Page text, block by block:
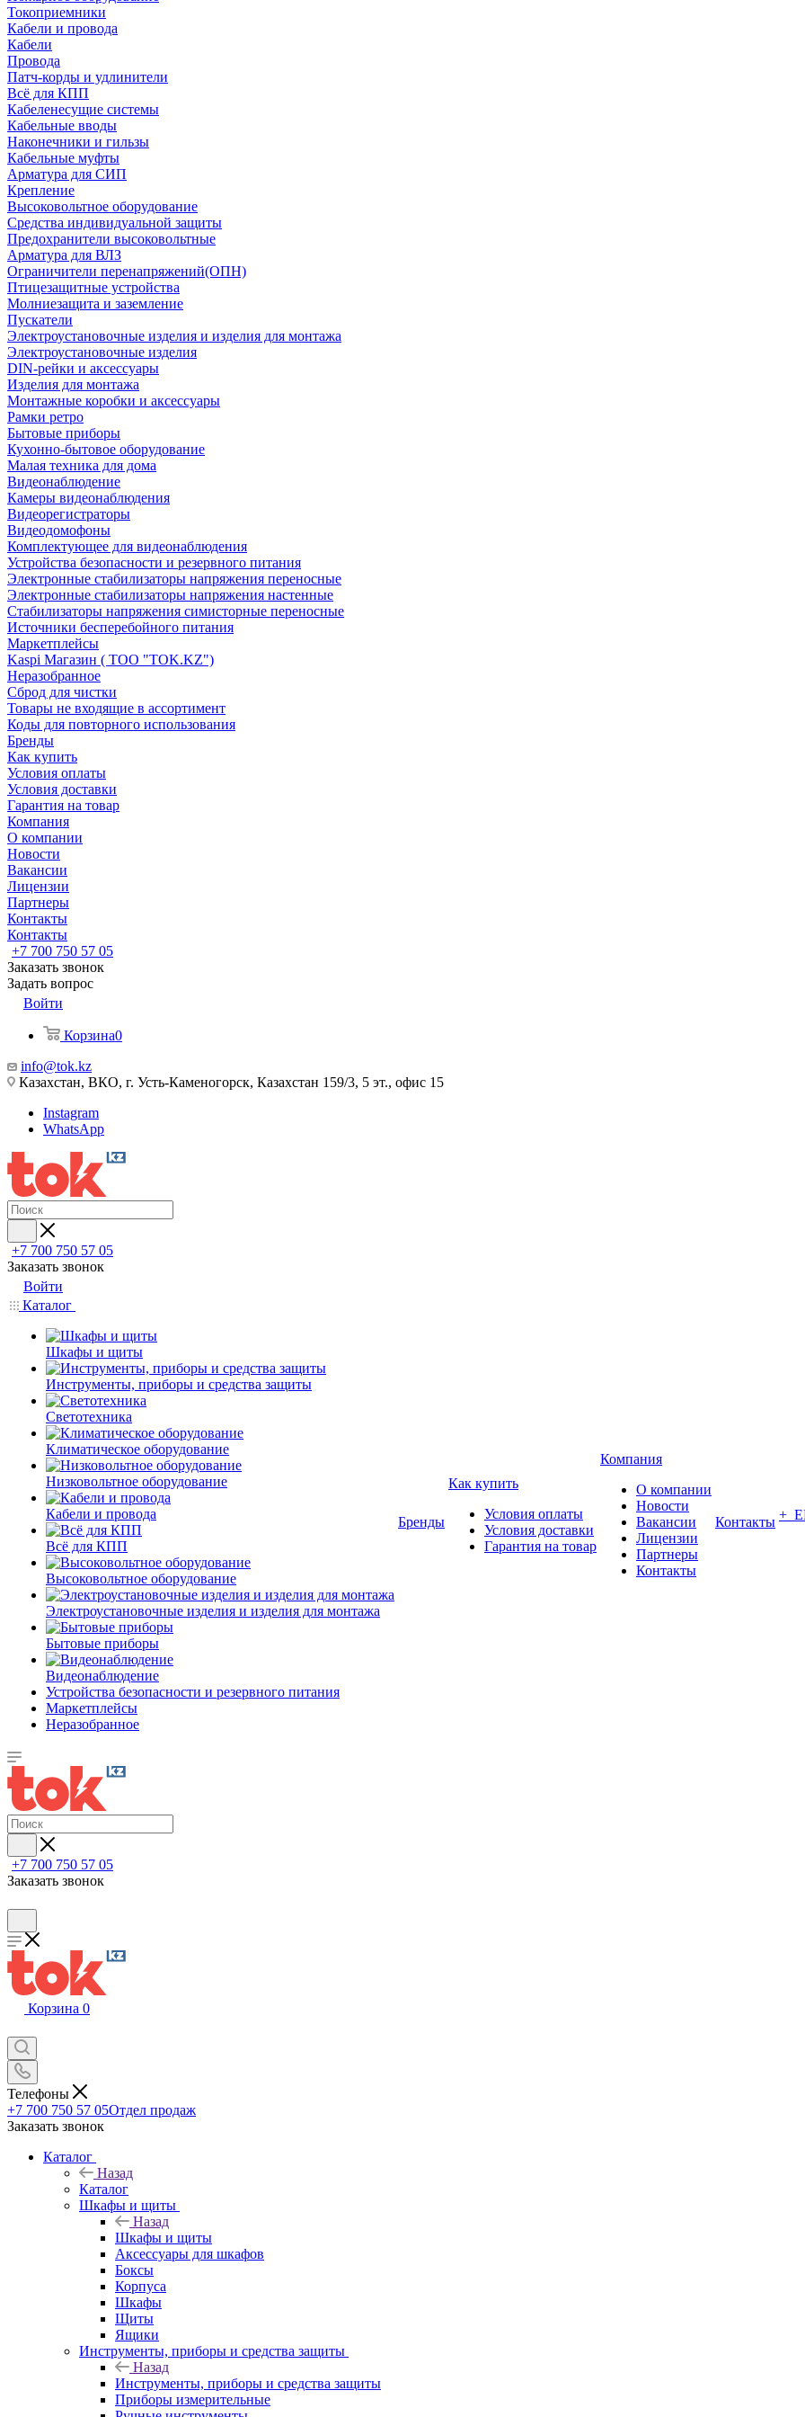
Токоприемники
Кабели и провода
Кабели
Провода
Патч-корды и удлинители
Всё для КПП
Кабеленесущие системы
Кабельные вводы
Наконечники и гильзы
Кабельные муфты
Арматура для СИП
Крепление
Высоковольтное оборудование
Средства индивидуальной защиты
Предохранители высоковольтные
Арматура для ВЛЗ
Ограничители перенапряжений(ОПН)
Птицезащитные устройства
Молниезащита и заземление
Пускатели
Электроустановочные изделия и изделия для монтажа
Электроустановочные изделия
DIN-рейки и аксессуары
Изделия для монтажа
Монтажные коробки и аксессуары
Рамки ретро
Бытовые приборы
Кухонно-бытовое оборудование
Малая техника для дома
Видеонаблюдение
Камеры видеонаблюдения
Видеорегистраторы
Видеодомофоны
Комплектующее для видеонаблюдения
Устройства безопасности и резервного питания
Электронные стабилизаторы напряжения переносные
Электронные стабилизаторы напряжения настенные
Стабилизаторы напряжения симисторные переносные
Источники бесперебойного питания
Маркетплейсы
Kaspi Магазин ( ТОО "TOK.KZ")
Неразобранное
Сброд для чистки
Товары не входящие в ассортимент
Коды для повторного использования
Бренды
Как купить
Условия оплаты
Условия доставки
Гарантия на товар
Компания
О компании
Новости
Вакансии
Лицензии
Партнеры
Контакты
Контакты
+7 700 750 57 05
Заказать звонок
Задать вопрос
Войти
Корзина0
info@tok.kz
Казахстан, ВКО, г. Усть-Каменогорск, Казахстан 159/3, 5 эт., офис 15
Instagram
WhatsApp
+7 700 750 57 05
Заказать звонок
Войти
Каталог
Шкафы и щиты
Инструменты, приборы и средства защиты
Светотехника
Климатическое оборудование
Низковольтное оборудование
Кабели и провода
Всё для КПП
Высоковольтное оборудование
Электроустановочные изделия и изделия для монтажа
Бытовые приборы
Видеонаблюдение
Устройства безопасности и резервного питания
Маркетплейсы
Неразобранное
Бренды
Как купить
Условия оплаты
Условия доставки
Гарантия на товар
Компания
О компании
Новости
Вакансии
Лицензии
Партнеры
Контакты
Контакты +
+7 700 750 57 05
Заказать звонок
Корзина 0
Телефоны
+7 700 750 57 05Отдел продаж
Заказать звонок
Каталог
Назад
Каталог
Шкафы и щиты
Назад
Шкафы и щиты
Аксессуары для шкафов
Боксы
Корпуса
Шкафы
Щиты
Ящики
Инструменты, приборы и средства защиты
Назад
Инструменты, приборы и средства защиты
Приборы измерительные